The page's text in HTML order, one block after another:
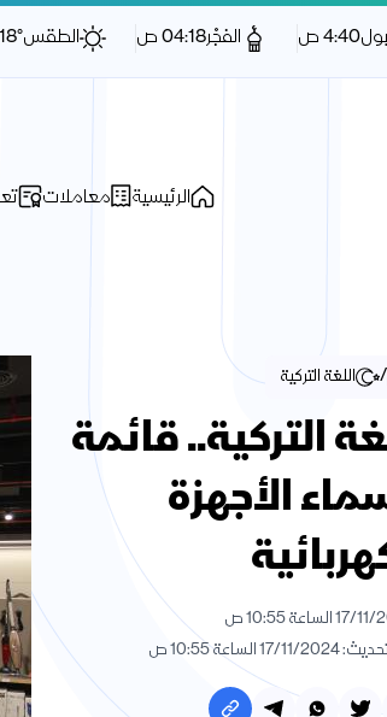
4:40 ص الفجْر04:18 ص الطقس18°
الرئيسية معاملات
/ اللغة التركية
التركية.. قائمة
الأجهزة
الساعة 10:55 ص
2024 الساعة 10:55 ص